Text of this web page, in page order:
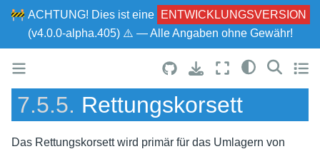
🚧 ACHTUNG! Dies ist eine
ENTWICKLUNGSVERSION
(v4.0.0-alpha.405) ⚠ — Alle Angaben ohne Gewähr!
7.5.5. Rettungskorsett
Das Rettungskorsett wird primär für das Umlagern von